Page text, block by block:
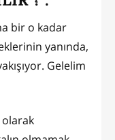
bir o kadar
yanında,
Gelelim
olarak